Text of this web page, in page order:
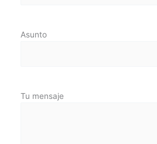
Asunto
Tu mensaje